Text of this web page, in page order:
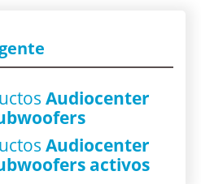
Audiocenter
Audiocenter
activos